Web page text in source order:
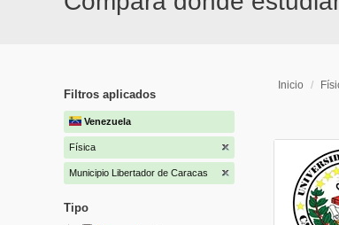
Filtros aplicados
Venezuela
Física
Municipio Libertador de Caracas
Tipo
Inicio /